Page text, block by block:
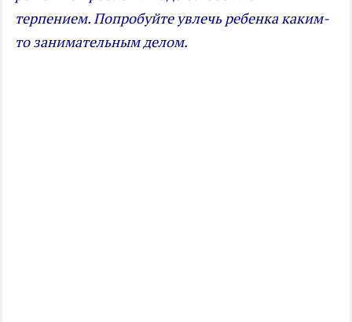
терпением. Попробуйте увлечь ребенка каким-
то занимательным делом.